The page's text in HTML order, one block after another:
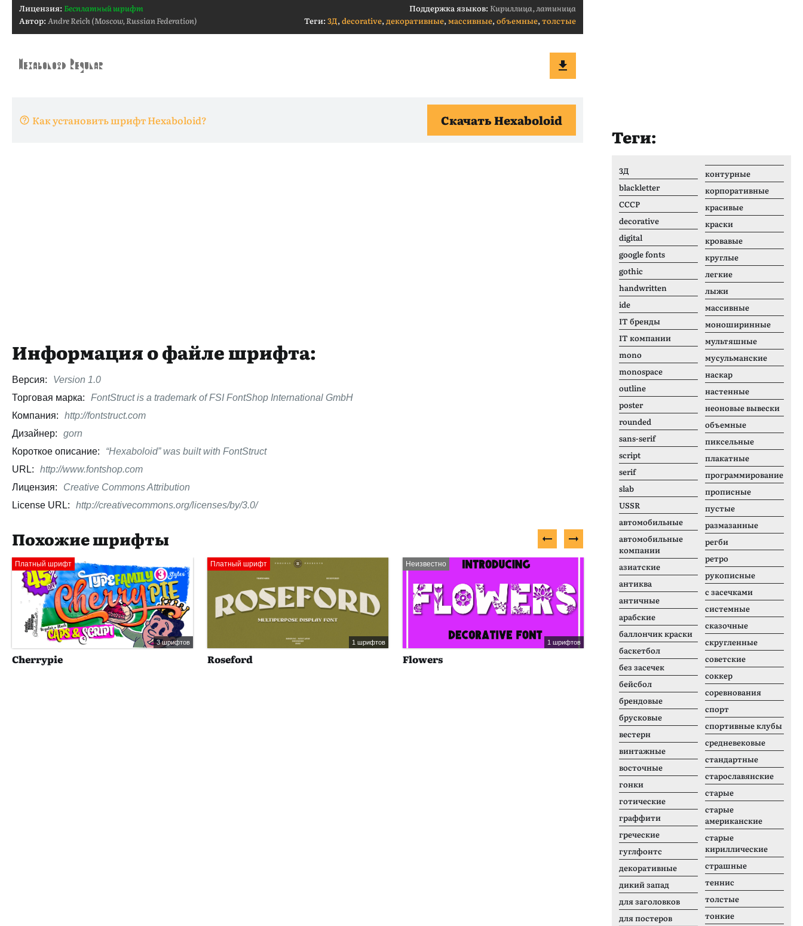
Лицензия:Бесплатный шрифт Поддержка языков:Кириллица, латиница
Автор:Andre Reich (Moscow, Russian Federation) Теги:3Д,decorative,декоративные,массивные,объемные,толстые
Как установить шрифт Hexaboloid? Скачать Hexaboloid
Информация о файле шрифта:
Версия:
Version 1.0
Торговая марка:
FontStruct is a trademark of FSI FontShop International GmbH
Компания:
http://fontstruct.com
Дизайнер:
gorn
Короткое описание:
“Hexaboloid” was built with FontStruct
URL:
http://www.fontshop.com
Лицензия:
Creative Commons Attribution
License URL:
http://creativecommons.org/licenses/by/3.0/
Похожие шрифты
Платный шрифт
3 шрифтов
Cherrypie
Платный шрифт
1 шрифтов
Roseford
Неизвестно
1 шрифтов
Flowers
Платный шрифт
14 шрифтов
Ambiguity Normate
Теги:
3Д
blackletter
CCCР
decorative
digital
google fonts
gothic
handwritten
ide
IT бренды
IT компании
mono
monospace
outline
poster
rounded
sans-serif
script
serif
slab
USSR
автомобильные
автомобильные
компании
азиатские
антиква
античные
арабские
баллончик краски
баскетбол
без засечек
бейсбол
брендовые
брусковые
вестерн
винтажные
восточные
гонки
готические
граффити
греческие
гуглфонтс
декоративные
дикий запад
для заголовков
для постеров
контурные
корпоративные
красивые
краски
кровавые
круглые
легкие
лыжи
массивные
моноширинные
мультяшные
мусульманские
наскар
настенные
неоновые вывески
объемные
пиксельные
плакатные
программирование
прописные
пустые
размазанные
регби
ретро
рукописные
с засечками
системные
сказочные
скругленные
советские
соккер
соревнования
спорт
спортивные клубы
средневековые
стандартные
старославянские
старые
старые
американские
старые
кириллические
страшные
теннис
толстые
тонкие